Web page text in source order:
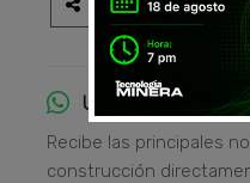
Únete al canal de
Recibe las principales
construcción